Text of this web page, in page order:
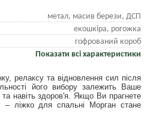
метал, масив берези, ДСП
екошкіра, рогожка
гофрований короб
Показати всі характеристики
релаксу та відновлення сил після
його вибору залежить Ваше
та навіть здоров'я. Якщо Ви прагнете
ліжко для спальні Морган стане